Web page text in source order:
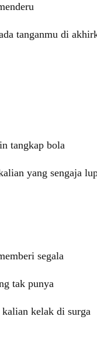
tanganmu di
tangkap bola
yang sengaja
segala
tak punya
kelak di surga